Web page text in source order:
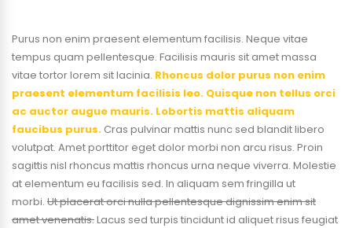
Purus non enim praesent elementum facilisis. Neque vitae
tempus quam pellentesque. Facilisis mauris sit amet massa
vitae tortor lorem sit lacinia. Rhoncus dolor purus non enim
praesent elementum facilisis leo. Quisque non tellus orci
ac auctor augue mauris. Lobortis mattis aliquam
faucibus purus. Cras pulvinar mattis nunc sed blandit libero
volutpat. Amet porttitor eget dolor morbi non arcu risus. Proin
sagittis nisl rhoncus mattis rhoncus urna neque viverra. Molestie
at elementum eu facilisis sed. In aliquam sem fringilla ut
morbi. Ut placerat orci nulla pellentesque dignissim enim sit
amet venenatis.Lacus sed turpis tincidunt id aliquet risus feugiat